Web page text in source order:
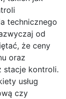
technicznego
od
że ceny
oraz
stacje kontroli.
usług
czy